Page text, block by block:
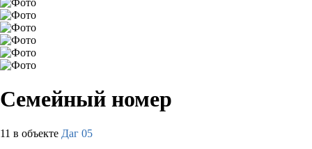
Семейный номер
11 в объекте Даг 05